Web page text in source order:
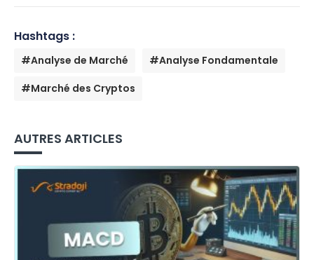
Hashtags :
#Analyse de Marché
#Analyse Fondamentale
#Marché des Cryptos
AUTRES ARTICLES